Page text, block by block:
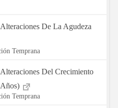
De La Agudeza
Temprana
Del Crecimiento
Temprana